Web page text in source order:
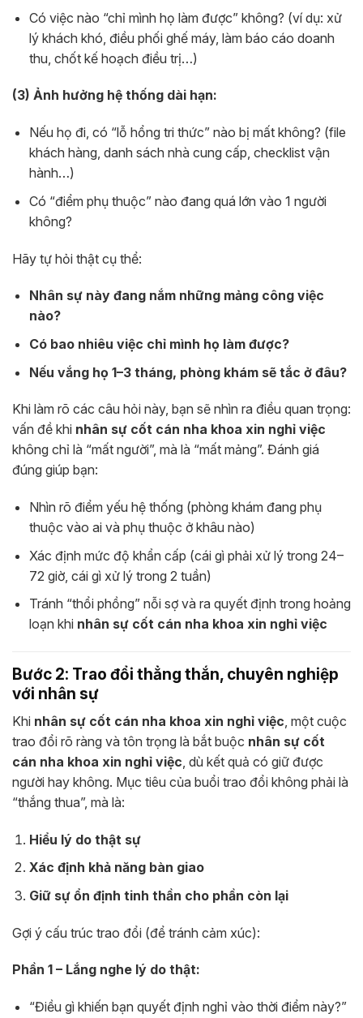
Có việc nào “chỉ mình họ làm được” không? (ví dụ: xử
lý khách khó, điều phối ghế máy, làm báo cáo doanh
thu, chốt kế hoạch điều trị…)
(3) Ảnh hưởng hệ thống dài hạn:
Nếu họ đi, có “lỗ hổng tri thức” nào bị mất không? (file
khách hàng, danh sách nhà cung cấp, checklist vận
hành…)
Có “điểm phụ thuộc” nào đang quá lớn vào 1 người
không?
Hãy tự hỏi thật cụ thể:
Nhân sự này đang nắm những mảng công việc
nào?
Có bao nhiêu việc chỉ mình họ làm được?
Nếu vắng họ 1–3 tháng, phòng khám sẽ tắc ở đâu?
Khi làm rõ các câu hỏi này, bạn sẽ nhìn ra điều quan trọng:
vấn đề khi nhân sự cốt cán nha khoa xin nghỉ việc
không chỉ là “mất người”, mà là “mất mảng”. Đánh giá
đúng giúp bạn:
Nhìn rõ điểm yếu hệ thống (phòng khám đang phụ
thuộc vào ai và phụ thuộc ở khâu nào)
Xác định mức độ khẩn cấp (cái gì phải xử lý trong 24–
72 giờ, cái gì xử lý trong 2 tuần)
Tránh “thổi phồng” nỗi sợ và ra quyết định trong hoảng
loạn khi nhân sự cốt cán nha khoa xin nghỉ việc
Bước 2: Trao đổi thẳng thắn, chuyên nghiệp
với nhân sự
Khi nhân sự cốt cán nha khoa xin nghỉ việc , một cuộc
trao đổi rõ ràng và tôn trọng là bắt buộc nhân sự cốt
cán nha khoa xin nghỉ việc , dù kết quả có giữ được
người hay không. Mục tiêu của buổi trao đổi không phải là
“thắng thua”, mà là:
Hiểu lý do thật sự
Xác định khả năng bàn giao
Giữ sự ổn định tinh thần cho phần còn lại
Gợi ý cấu trúc trao đổi (để tránh cảm xúc):
Phần 1 – Lắng nghe lý do thật:
“Điều gì khiến bạn quyết định nghỉ vào thời điểm này?”